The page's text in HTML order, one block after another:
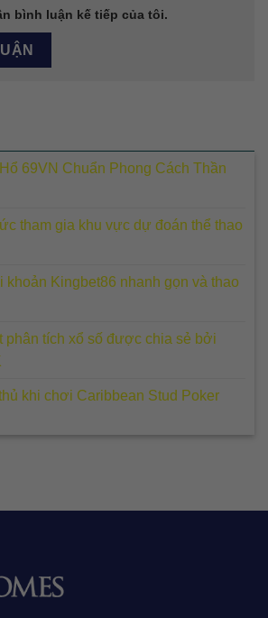
bình luận kế tiếp của tôi.
69VN Chuẩn Phong Cách Thần
tham gia khu vực dự đoán thể thao
khoản Kingbet86 nhanh gọn và thao
phân tích xổ số được chia sẻ bởi
khi chơi Caribbean Stud Poker